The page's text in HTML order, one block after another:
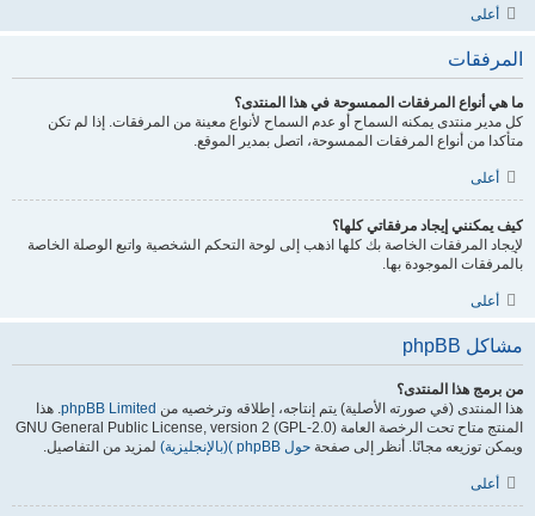
أعلى
المرفقات
ما هي أنواع المرفقات الممسوحة في هذا المنتدى؟
كل مدير منتدى يمكنه السماح أو عدم السماح لأنواع معينة من المرفقات. إذا لم تكن
متأكدا من أنواع المرفقات الممسوحة، اتصل بمدير الموقع.
أعلى
كيف يمكنني إيجاد مرفقاتي كلها؟
لإيجاد المرفقات الخاصة بك كلها اذهب إلى لوحة التحكم الشخصية واتبع الوصلة الخاصة
بالمرفقات الموجودة بها.
أعلى
مشاكل phpBB
من برمج هذا المنتدى؟
هذا المنتدى (في صورته الأصلية) يتم إنتاجه، إطلاقه وترخصيه من phpBB Limited. هذا
المنتج متاح تحت الرخصة العامة GNU General Public License, version 2 (GPL-2.0)
ويمكن توزيعه مجانًا. أنظر إلى صفحة حول phpBB )(بالإنجليزية) لمزيد من التفاصيل.
أعلى